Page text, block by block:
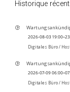
Historique récent
2026-08-03
Digitales Büro /
2026-07-09
Digitales Büro /